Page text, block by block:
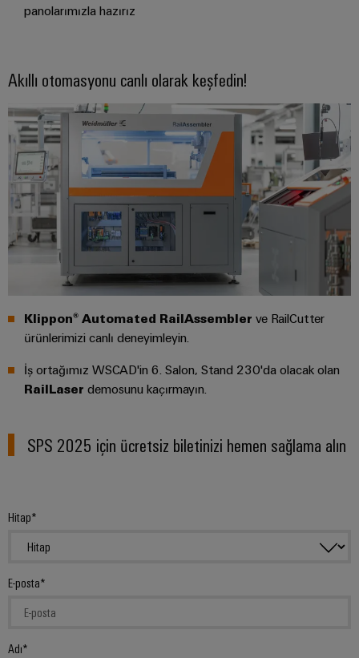
RoHS,
REACH,
SCIP ve
kolay ve
hızlı
Weidmüller
Dijital
mühendislikte
aşama -
panolarımızla hazırız
Akıllı otomasyonu canlı olarak keşfedin!
Klippon® Automated RailAssembler ve RailCutter
ürünlerimizi canlı deneyimleyin.
İş ortağımız WSCAD'in 6. Salon, Stand 230'da olacak olan
RailLaser demosunu kaçırmayın.
SPS 2025 için ücretsiz biletinizi hemen sağlama alın
Hitap
E-posta
Adı